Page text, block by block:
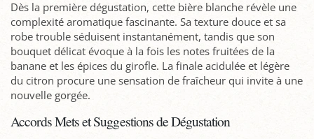
Dès la première dégustation, cette bière blanche révèle une
complexité aromatique fascinante. Sa texture douce et sa
robe trouble séduisent instantanément, tandis que son
bouquet délicat évoque à la fois les notes fruitées de la
banane et les épices du girofle. La finale acidulée et légère
du citron procure une sensation de fraîcheur qui invite à une
nouvelle gorgée.
Accords Mets et Suggestions de Dégustation